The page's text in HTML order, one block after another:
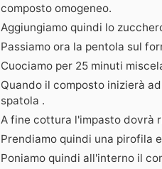
composto omogeneo.
Aggiungiamo quindi lo
Passiamo ora la pentola sul
Cuociamo per 25 minuti
Quando il composto inizierà
spatola .
A fine cottura l'impasto dovrà
Prendiamo quindi una pirofila
Poniamo quindi all'interno il